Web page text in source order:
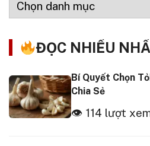
ĐỌC NHIỀU
Bí Quyết Chọn
Chia Sẻ
👁 114 lượt